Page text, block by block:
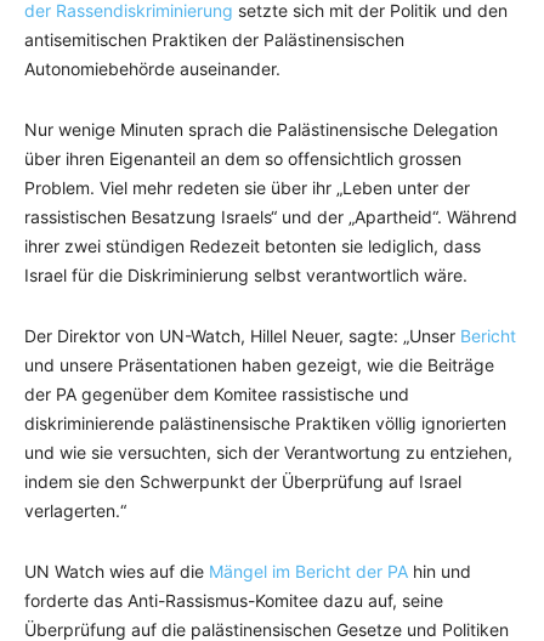
der Rassendiskriminierung setzte sich mit der Politik und den
antisemitischen Praktiken der Palästinensischen
Autonomiebehörde auseinander.
Nur wenige Minuten sprach die Palästinensische Delegation
über ihren Eigenanteil an dem so offensichtlich grossen
Problem. Viel mehr redeten sie über ihr „Leben unter der
rassistischen Besatzung Israels“ und der „Apartheid“. Während
ihrer zwei stündigen Redezeit betonten sie lediglich, dass
Israel für die Diskriminierung selbst verantwortlich wäre.
Der Direktor von UN-Watch, Hillel Neuer, sagte: „Unser Bericht
und unsere Präsentationen haben gezeigt, wie die Beiträge
der PA gegenüber dem Komitee rassistische und
diskriminierende palästinensische Praktiken völlig ignorierten
und wie sie versuchten, sich der Verantwortung zu entziehen,
indem sie den Schwerpunkt der Überprüfung auf Israel
verlagerten.“
UN Watch wies auf die Mängel im Bericht der PA hin und
forderte das Anti-Rassismus-Komitee dazu auf, seine
Überprüfung auf die palästinensischen Gesetze und Politiken